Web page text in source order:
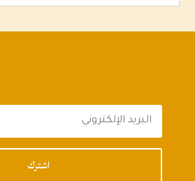
اشترك